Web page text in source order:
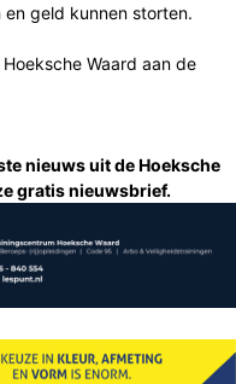
geld kunnen storten.
Waard aan de
nieuws uit de Hoeksche
gratis nieuwsbrief.